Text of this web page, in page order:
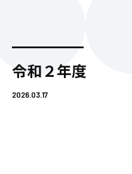
令和２年度
2026.03.17